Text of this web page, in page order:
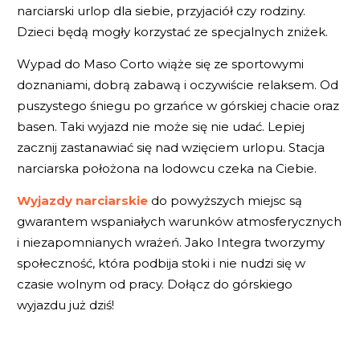
narciarski urlop dla siebie, przyjaciół czy rodziny.
Dzieci będą mogły korzystać ze specjalnych zniżek.
Wypad do Maso Corto wiąże się ze sportowymi
doznaniami, dobrą zabawą i oczywiście relaksem. Od
puszystego śniegu po grzańce w górskiej chacie oraz
basen. Taki wyjazd nie może się nie udać. Lepiej
zacznij zastanawiać się nad wzięciem urlopu. Stacja
narciarska położona na lodowcu czeka na Ciebie.
Wyjazdy narciarskiedo powyższych miejsc są
gwarantem wspaniałych warunków atmosferycznych
i niezapomnianych wrażeń. Jako Integra tworzymy
społeczność, która podbija stoki i nie nudzi się w
czasie wolnym od pracy. Dołącz do górskiego
wyjazdu już dziś!